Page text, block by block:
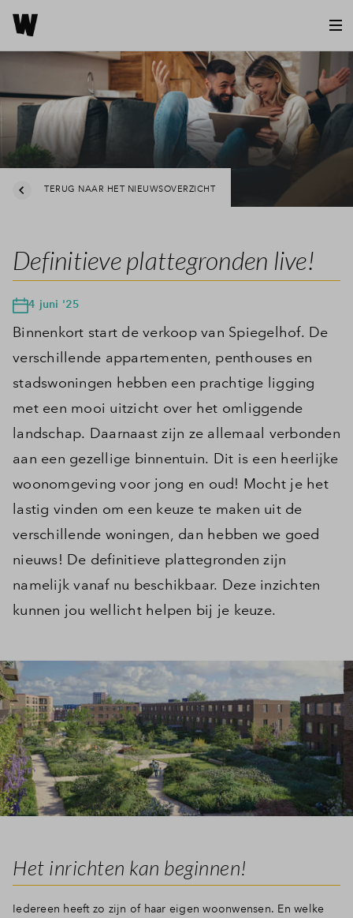
Inloggen
TERUG NAAR HET NIEUWSOVERZICHT
Definitieve plattegronden live!
4 juni '25
Binnenkort start de verkoop van Spiegelhof. De
verschillende appartementen, penthouses en
stadswoningen hebben een prachtige ligging
met een mooi uitzicht over het omliggende
landschap. Daarnaast zijn ze allemaal verbonden
aan een gezellige binnentuin. Dit is een heerlijke
woonomgeving voor jong en oud! Mocht je het
lastig vinden om een keuze te maken uit de
verschillende woningen, dan hebben we goed
nieuws! De definitieve plattegronden zijn
namelijk vanaf nu beschikbaar. Deze inzichten
kunnen jou wellicht helpen bij je keuze.
Het inrichten kan beginnen!
Iedereen heeft zo zijn of haar eigen woonwensen. En welke